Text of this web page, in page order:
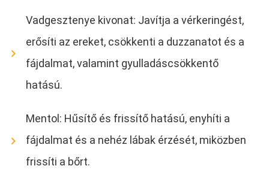
Vadgesztenye kivonat: Javítja a vérkeringést,
erősíti az ereket, csökkenti a duzzanatot és a
fájdalmat, valamint gyulladáscsökkentő
hatású.
Mentol: Hűsítő és frissítő hatású, enyhíti a
fájdalmat és a nehéz lábak érzését, miközben
frissíti a bőrt.